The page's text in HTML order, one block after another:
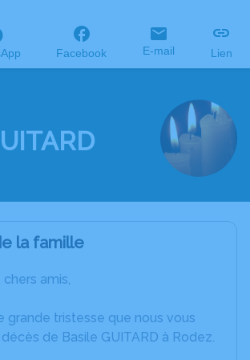
Facebook E-mail Lien
la famille
amis,
grande tristesse que nous vous
de Basile GUITARD à Rodez.